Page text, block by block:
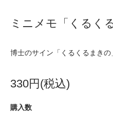
ミニメモ「くるく
博士のサイン「くるくるまき
330円(税込)
購入数